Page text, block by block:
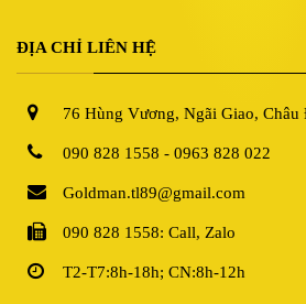
ĐỊA CHỈ LIÊN HỆ
76 Hùng Vương, Ngãi Giao,
090 828 1558 - 0963 828 022
Goldman.tl89@gmail.com
090 828 1558: Call, Zalo
T2-T7:8h-18h; CN:8h-12h